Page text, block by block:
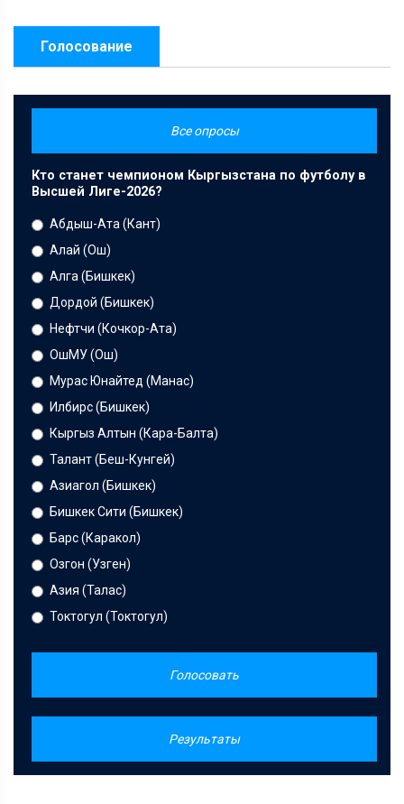
Голосование
Все опросы
Кто станет чемпионом Кыргызстана по футболу в
Высшей Лиге-2026?
Абдыш-Ата (Кант)
Алай (Ош)
Алга (Бишкек)
Дордой (Бишкек)
Нефтчи (Кочкор-Ата)
ОшМУ (Ош)
Мурас Юнайтед (Манас)
Илбирс (Бишкек)
Кыргыз Алтын (Кара-Балта)
Талант (Беш-Кунгей)
Азиагол (Бишкек)
Бишкек Сити (Бишкек)
Барс (Каракол)
Озгон (Узген)
Азия (Талас)
Токтогул (Токтогул)
Голосовать
Результаты